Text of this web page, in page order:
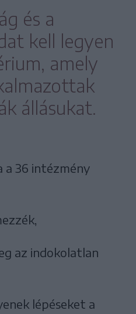
és a
kell legyen
amely
állásukat.
36 intézmény
az indokolatlan
lépéseket a